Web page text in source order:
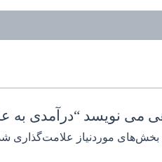
می نویسد “درآمدی به
بخش‌های موردنیاز علامت‌گذاری